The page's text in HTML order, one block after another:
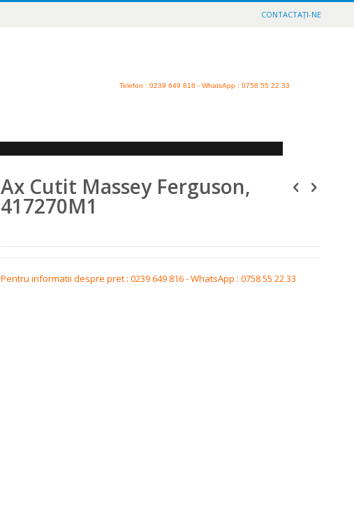
CONTACTAȚI-NE
Telefon : 0239 649 816 - WhatsApp : 0758 55 22 33
Ax Cutit Massey Ferguson,
417270M1
Pentru informatii despre pret : 0239 649 816 - WhatsApp : 0758 55 22 33